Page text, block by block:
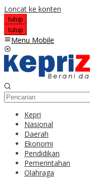
Loncat ke konten
tutup
tutup
Menu Mobile
Kepri
Nasional
Daerah
Ekonomi
Pendidikan
Pemerintahan
Olahraga